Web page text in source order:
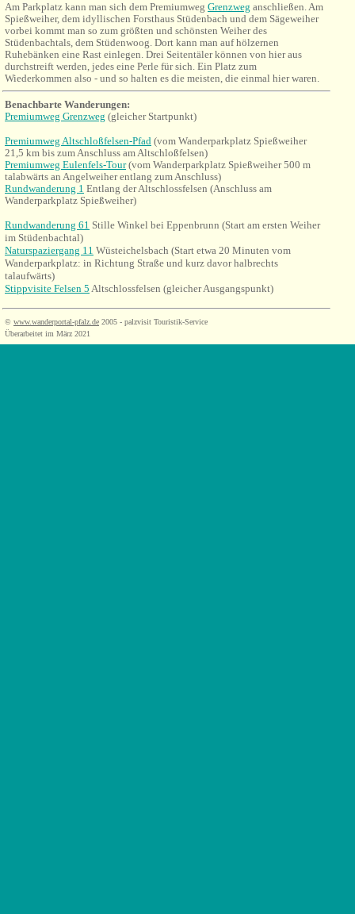
Am Parkplatz kann man sich dem Premiumweg Grenzweg anschließen. Am
Spießweiher, dem idyllischen Forsthaus Stüdenbach und dem Sägeweiher
vorbei kommt man so zum größten und schönsten Weiher des
Stüdenbachtals, dem Stüdenwoog. Dort kann man auf hölzernen
Ruhebänken eine Rast einlegen. Drei Seitentäler können von hier aus
durchstreift werden, jedes eine Perle für sich. Ein Platz zum
Wiederkommen also - und so halten es die meisten, die einmal hier waren.
Benachbarte Wanderungen:
Premiumweg Grenzweg (gleicher Startpunkt)
Premiumweg Altschloßfelsen-Pfad (vom Wanderparkplatz Spießweiher
21,5 km bis zum Anschluss am Altschloßfelsen)
Premiumweg Eulenfels-Tour(vom Wanderparkplatz Spießweiher 500 m
talabwärts an Angelweiher entlang zum Anschluss)
Rundwanderung 1 Entlang der Altschlossfelsen (Anschluss am
Wanderparkplatz Spießweiher)
Rundwanderung 61 Stille Winkel bei Eppenbrunn (Start am ersten Weiher
im Stüdenbachtal)
Naturspaziergang 11 Wüsteichelsbach (Start etwa 20 Minuten vom
Wanderparkplatz: in Richtung Straße und kurz davor halbrechts
talaufwärts)
Stippvisite Felsen 5 Altschlossfelsen (gleicher Ausgangspunkt)
© www.wanderportal-pfalz.de 2005 - palzvisit Touristik-Service
Überarbeitet im März 2021